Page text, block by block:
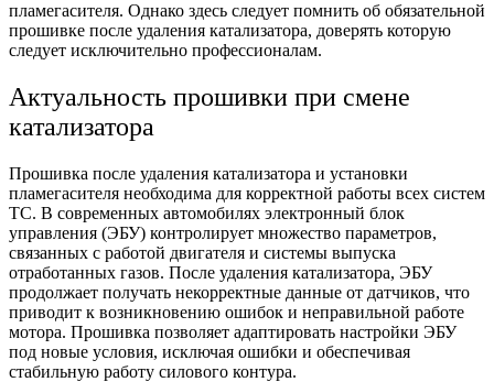
пламегасителя. Однако здесь следует помнить об обязательной
прошивке после удаления катализатора, доверять которую
следует исключительно профессионалам.
Актуальность прошивки при смене
катализатора
Прошивка после удаления катализатора и установки
пламегасителя необходима для корректной работы всех систем
ТС. В современных автомобилях электронный блок
управления (ЭБУ) контролирует множество параметров,
связанных с работой двигателя и системы выпуска
отработанных газов. После удаления катализатора, ЭБУ
продолжает получать некорректные данные от датчиков, что
приводит к возникновению ошибок и неправильной работе
мотора. Прошивка позволяет адаптировать настройки ЭБУ
под новые условия, исключая ошибки и обеспечивая
стабильную работу силового контура.